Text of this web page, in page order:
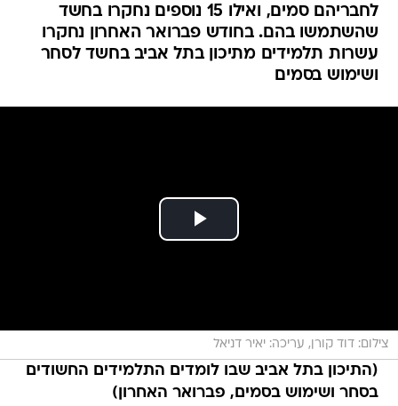
לחבריהם סמים, ואילו 15 נוספים נחקרו בחשד
שהשתמשו בהם. בחודש פברואר האחרון נחקרו
עשרות תלמידים מתיכון בתל אביב בחשד לסחר
ושימוש בסמים
צילום: דוד קורן, עריכה: יאיר דניאל
(התיכון בתל אביב שבו לומדים התלמידים החשודים
בסחר ושימוש בסמים, פברואר האחרון)